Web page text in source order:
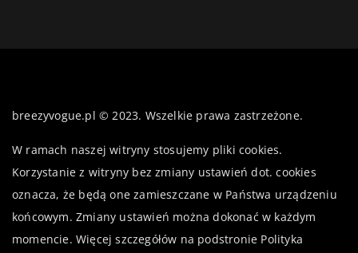
breezyvogue.pl © 2023. Wszelkie prawa zastrzeżone.
W ramach naszej witryny stosujemy pliki cookies.
Korzystanie z witryny bez zmiany ustawień dot. cookies
oznacza, że będą one zamieszczane w Państwa urządzeniu
końcowym. Zmiany ustawień można dokonać w każdym
momencie. Więcej szczegółów na podstronie Polityka